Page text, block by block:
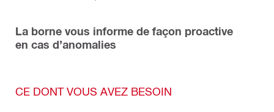
La borne vous informe de façon proactive
en cas d’anomalies
CE DONT VOUS AVEZ BESOIN